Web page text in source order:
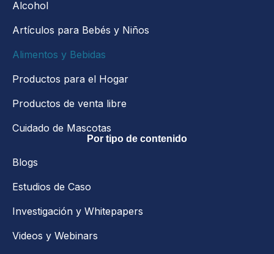
Alcohol
Artículos para Bebés y Niños
Alimentos y Bebidas
Productos para el Hogar
Productos de venta libre
Cuidado de Mascotas
Por tipo de contenido
Blogs
Estudios de Caso
Investigación y Whitepapers
Videos y Webinars